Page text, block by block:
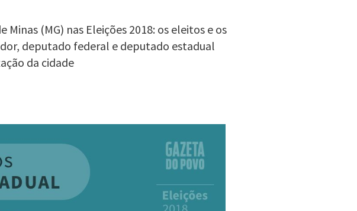
(MG) nas Eleições 2018: os eleitos e os
deputado federal e deputado estadual
da cidade